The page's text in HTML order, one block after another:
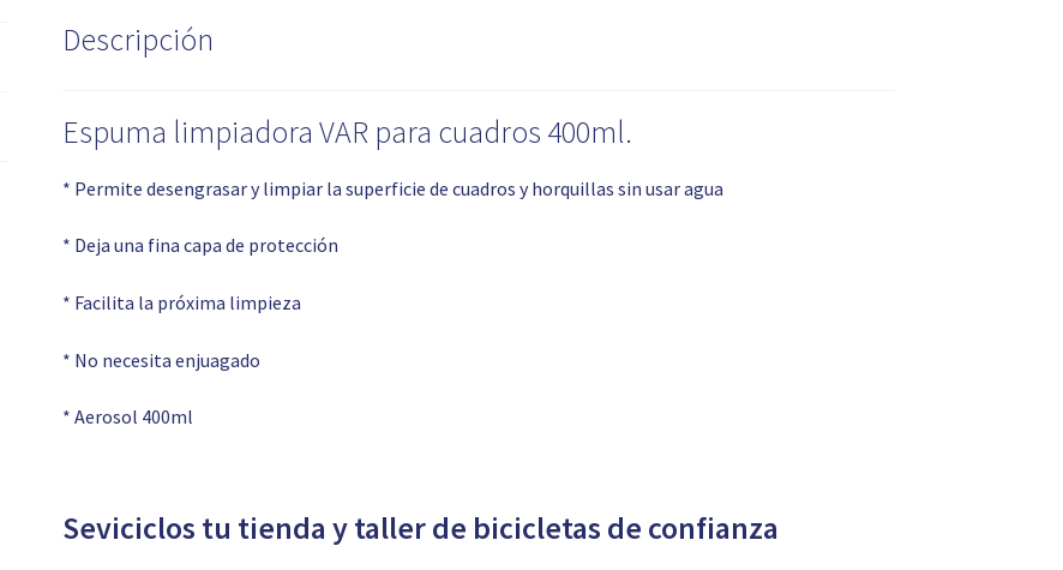
Descripción
Espuma limpiadora VAR para cuadros 400ml.
* Permite desengrasar y limpiar la superficie de cuadros y horquillas sin usar agua
* Deja una fina capa de protección
* Facilita la próxima limpieza
* No necesita enjuagado
* Aerosol 400ml
Seviciclos tu tienda y taller de bicicletas de confianza